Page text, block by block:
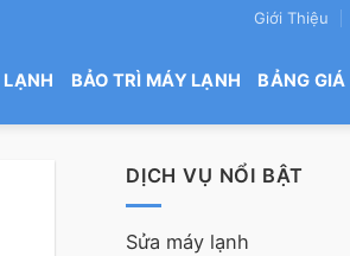
Giới Thiệu
BẢO TRÌ MÁY LẠNH BẢNG GIÁ
DỊCH VỤ NỔI BẬT
Sửa máy lạnh